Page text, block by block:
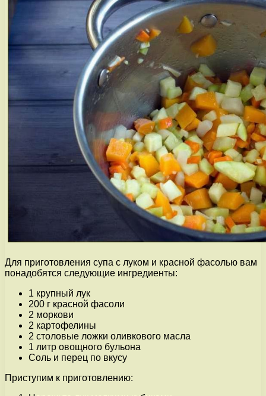
Для приготовления супа с луком и красной фасолью вам
понадобятся следующие ингредиенты:
1 крупный лук
200 г красной фасоли
2 моркови
2 картофелины
2 столовые ложки оливкового масла
1 литр овощного бульона
Соль и перец по вкусу
Приступим к приготовлению: